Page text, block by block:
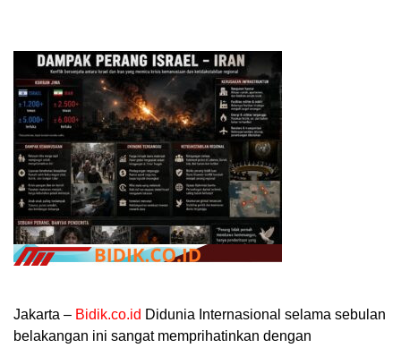
Jakarta – Bidik.co.id Didunia Internasional selama sebulan
belakangan ini sangat memprihatinkan dengan